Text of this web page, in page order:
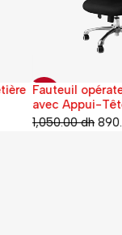
-15%
Fauteuil opérateur
avec Appui-Tête
1,050.00dh 890.00